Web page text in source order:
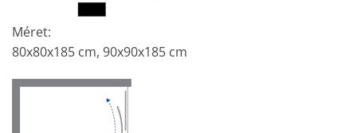
Méret:
80x80x185 cm, 90x90x185 cm